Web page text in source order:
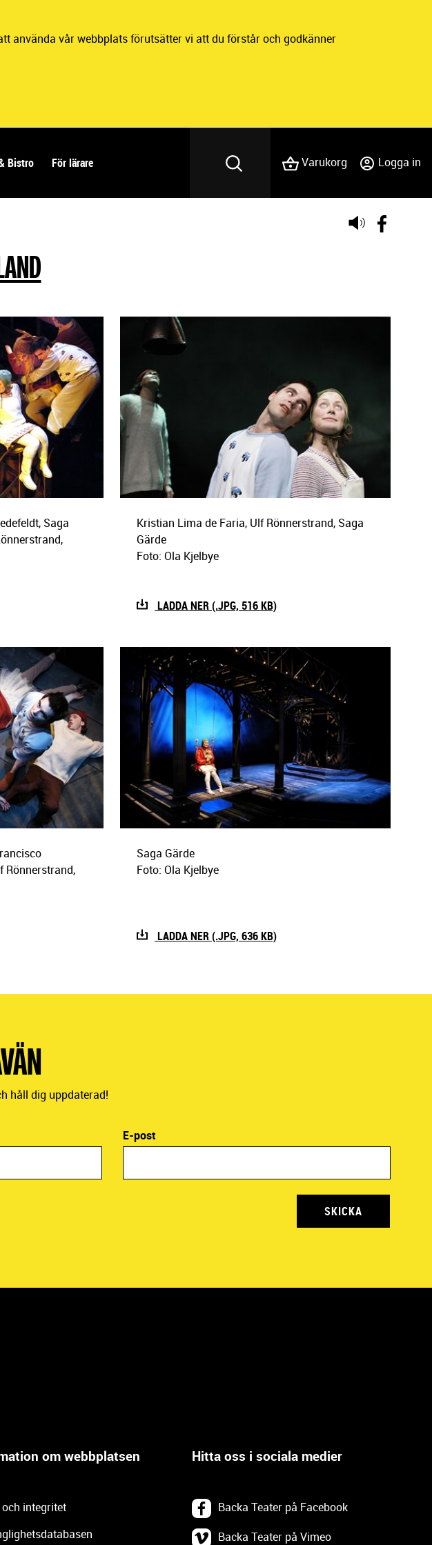
använda vår webbplats förutsätter vi att du förstår och godkänner
Varukorg Logga in
Bistro För lärare
Lyssna
Saga
Kristian Lima de Faria, Ulf Rönnerstrand, Saga
Gärde
Foto: Ola Kjelbye
LADDA NER (.JPG, 516 KB)
Rönnerstrand,
Saga Gärde
Foto: Ola Kjelbye
LADDA NER (.JPG, 636 KB)
håll dig uppdaterad!
E-post
SKICKA
om webbplatsen
integritet
Hitta oss i sociala medier
Backa Teater på Facebook
Backa Teater på Vimeo